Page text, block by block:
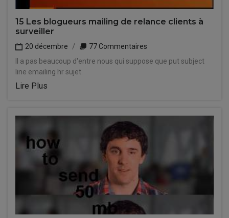
15 Les blogueurs mailing de relance clients à
surveiller
20 décembre
77 Commentaires
Il a pas beaucoup d'entre nous qui suppose que put subject
line emailing hr sujet.
Lire Plus